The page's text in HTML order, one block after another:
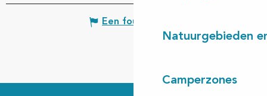
Natuurgebieden
Camperzones
Een fout melden